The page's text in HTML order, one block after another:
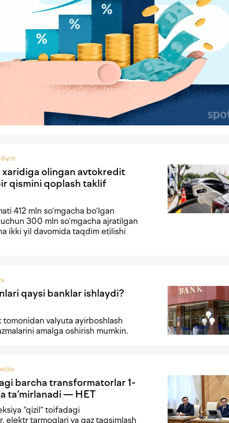
olingan avtokredit
qismini qoplash taklif
412 mln so‘mgacha bo‘lgan
300 mln so‘mgacha ajratilgan
ikki yil davomida taqdim etilishi
qaysi banklar ishlaydi?
tomonidan valyuta ayirboshlash
amalga oshirish mumkin.
barcha transformatorlar 1-
ta‘mirlanadi — HET
“qizil” toifadagi
elektr tarmoqlari va gaz taqsimlash